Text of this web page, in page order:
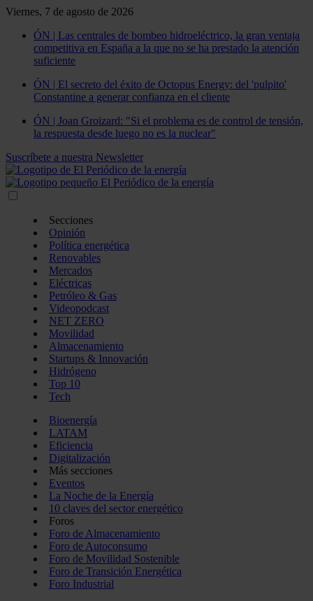
Viernes, 7 de agosto de 2026
ÓN | Las centrales de bombeo hidroeléctrico, la gran ventaja
competitiva en España a la que no se ha prestado la atención
suficiente
ÓN | El secreto del éxito de Octopus Energy: del 'pulpito'
Constantine a generar confianza en el cliente
ÓN | Joan Groizard: "Si el problema es de control de tensión,
la respuesta desde luego no es la nuclear"
Suscríbete a nuestra Newsletter
Secciones
Opinión
Política energética
Renovables
Mercados
Eléctricas
Petróleo & Gas
Videopodcast
NET ZERO
Movilidad
Almacenamiento
Startups & Innovación
Hidrógeno
Top 10
Tech
Bioenergía
LATAM
Eficiencia
Digitalización
Más secciones
Eventos
La Noche de la Energía
10 claves del sector energético
Foros
Foro de Almacenamiento
Foro de Autoconsumo
Foro de Movilidad Sostenible
Foro de Transición Energética
Foro Industrial